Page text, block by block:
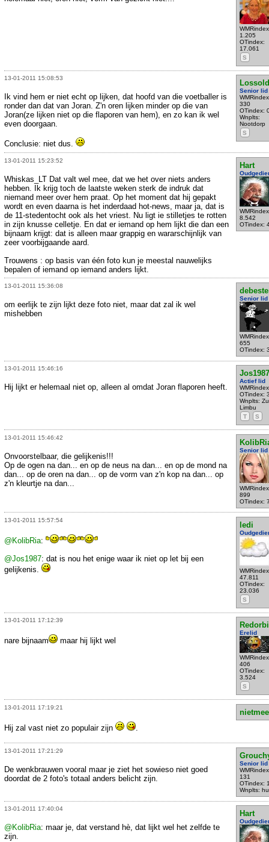
1.205
OTindex:
17.061
S
13-01-2011 15:08:53
Senior lid
330
OTindex:
Wnplts:
Nootdorp
S
Ik vind hem er niet echt op lijken, dat hoofd van die voetballer is
ronder dan dat van Joran. Z'n oren lijken minder op die van
Joran(ze lijken niet op die flaporen van hem), en zo kan ik wel
even doorgaan.
Conclusie: niet dus.
13-01-2011 15:23:52
Hart
8.542
OTindex:
Whiskas_LT Dat valt wel mee, dat we het over niets anders
hebben. Ik krijg toch de laatste weken sterk de indruk dat
niemand meer over hem praat. Op het moment dat hij gepakt
wordt en even daarna is het inderdaad hot-news, maar ja, dat is
de 11-stedentocht ook als het vriest. Nu ligt ie stilletjes te rotten
in zijn knusse celletje. En dat er iemand op hem lijkt die dan een
bijnaam krijgt: dat is alleen maar grappig en wararschijnlijk van
zeer voorbijgaande aard.
Trouwens : op basis van één foto kun je meestal nauwelijks
bepalen of iemand op iemand anders lijkt.
13-01-2011 15:36:08
Senior lid
655
OTindex:
om eerlijk te zijn lijkt deze foto niet, maar dat zal ik wel
mishebben
13-01-2011 15:46:16
Jos1987
Actief lid
OTindex:
Wnplts:
Limbu
T
S
Hij lijkt er helemaal niet op, alleen al omdat Joran flaporen heeft.
13-01-2011 15:46:42
Senior lid
899
OTindex:
Onvoorstelbaar, die gelijkenis!!!
Op de ogen na dan... en op de neus na dan... en op de mond na
dan... op de oren na dan... op de vorm van z'n kop na dan... op
z'n kleurtje na dan...
13-01-2011 15:57:54
ledi
47.811
OTindex:
23.036
S
@KolibRia:
@Jos1987: dat is nou het enige waar ik niet op let bij een
gelijkenis.
13-01-2011 17:12:39
Erelid
406
OTindex:
3.524
S
nare bijnaam maar hij lijkt wel
13-01-2011 17:19:21
Hij zal vast niet zo populair zijn
13-01-2011 17:21:29
Senior lid
131
OTindex:
Wnplts:
De wenkbrauwen vooral maar je ziet het sowieso niet goed
doordat de 2 foto's totaal anders belicht zijn.
13-01-2011 17:40:04
Hart
@KolibRia: maar je, dat verstand hè, dat lijkt wel het zelfde te
zijn.